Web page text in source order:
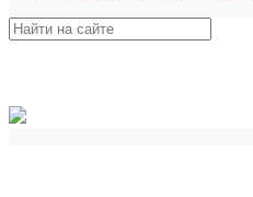
Поиск